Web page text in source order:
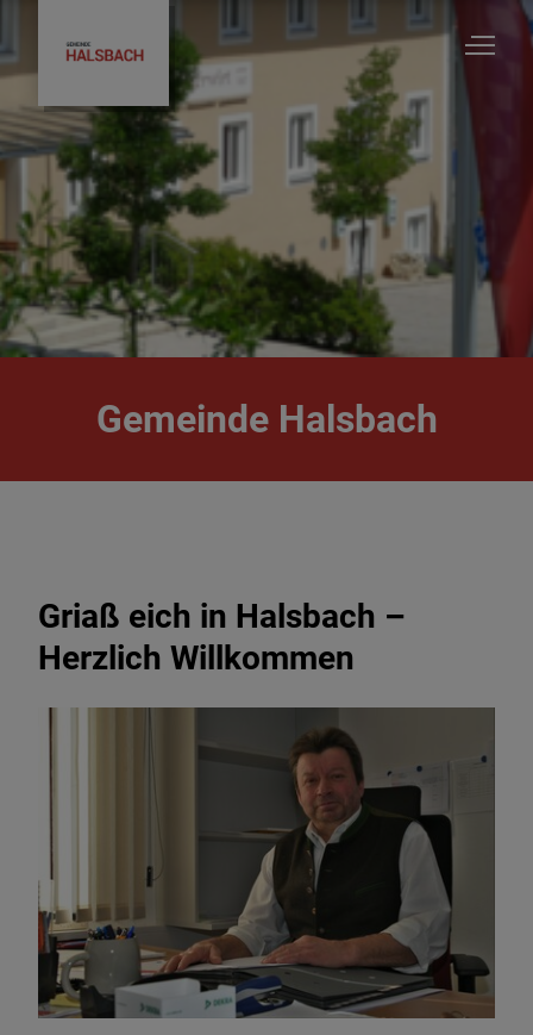
Gemeinde Halsbach
Griaß eich in Halsbach –
Herzlich Willkommen